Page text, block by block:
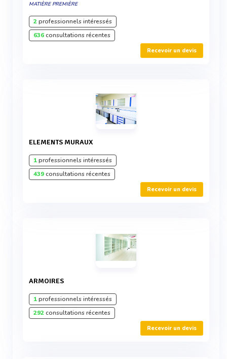
MATIÈRE PREMIÈRE
2professionnels intéressés
636consultations récentes
Recevoir un devis
ELEMENTS MURAUX
1professionnels intéressés
439consultations récentes
Recevoir un devis
ARMOIRES
1professionnels intéressés
292consultations récentes
Recevoir un devis